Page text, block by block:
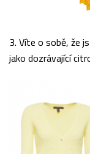
3. Víte o sobě, že
jako dozrávající